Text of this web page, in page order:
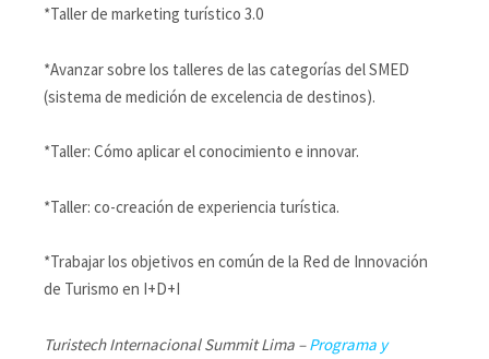
*Taller de marketing turístico 3.0
*Avanzar sobre los talleres de las categorías del SMED
(sistema de medición de excelencia de destinos).
*Taller: Cómo aplicar el conocimiento e innovar.
*Taller: co-creación de experiencia turística.
*Trabajar los objetivos en común de la Red de Innovación
de Turismo en I+D+I
Turistech Internacional Summit Lima – Programa y